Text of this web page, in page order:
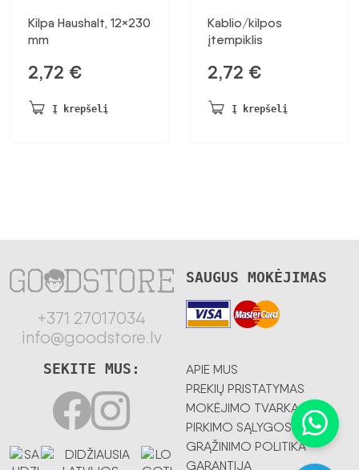
Kilpa Haushalt, 12×230
mm
2,72 €
Į krepšelį
Kablio/kilpos
įtempiklis
2,72 €
Į krepšelį
+371 27017034
info@goodstore.lv
SAUGUS MOKĖJIMAS
APIE MUS
PREKIŲ PRISTATYMAS
MOKĖJIMO TVARKA
PIRKIMO SĄLYGOS
GRĄŽINIMO POLITIKA
GARANTIJA
SEKITE MUS: